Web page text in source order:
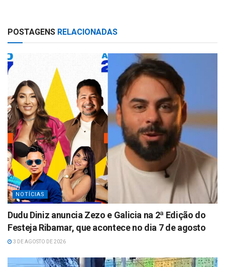
s
p
e
POSTAGENS RELACIONADAS
NOTÍCIAS
Dudu Diniz anuncia Zezo e Galicia na 2ª Edição do
Festeja Ribamar, que acontece no dia 7 de agosto
3 DE AGOSTO DE 2026